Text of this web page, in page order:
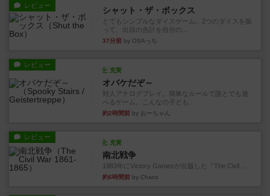
レビュー シャット・ザ・ボックス
とてもシンプルなダイスゲーム。2つのダイスを振
って、出目の合計を自分の...
37分前 by OSAっち
レビュー
充実
オバケだぞ～
対人アナログプレイ。簡単なルールで誰とでも遊
べるゲーム。こんなの子ども...
約2時間前 by おーちゃん
レビュー
充実
南北戦争
1983年にVictory Gamesが出版した『The Civil ...
約6時間前 by Chaco